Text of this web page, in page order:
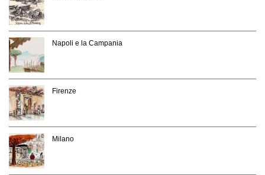
Napoli e la Campania
Firenze
Milano